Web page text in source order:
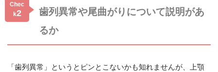
Chec
k2
歯列異常や尾曲がりについて説明があ
るか
「歯列異常」というとピンとこないかも知れませんが、上顎